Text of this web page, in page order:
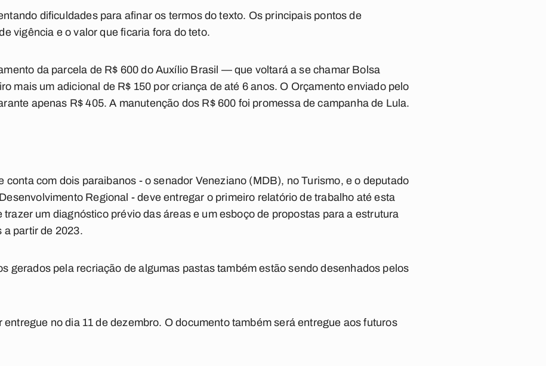
dificuldades para afinar os termos do texto. Os principais pontos de
vigência e o valor que ficaria fora do teto.
da parcela de R$ 600 do Auxílio Brasil — que voltará a se chamar Bolsa
mais um adicional de R$ 150 por criança de até 6 anos. O Orçamento enviado pelo
apenas R$ 405. A manutenção dos R$ 600 foi promessa de campanha de Lula.
conta com dois paraibanos - o senador Veneziano (MDB), no Turismo, e o deputado
Regional - deve entregar o primeiro relatório de trabalho até esta
um diagnóstico prévio das áreas e um esboço de propostas para a estrutura
a partir de 2023.
gerados pela recriação de algumas pastas também estão sendo desenhados pelos
entregue no dia 11 de dezembro. O documento também será entregue aos futuros